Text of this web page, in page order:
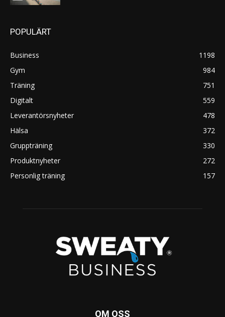
POPULÄRT
Business
1198
Gym
984
Träning
751
Digitalt
559
Leverantörsnyheter
478
Hälsa
372
Gruppträning
330
Produktnyheter
272
Personlig träning
157
OM OSS